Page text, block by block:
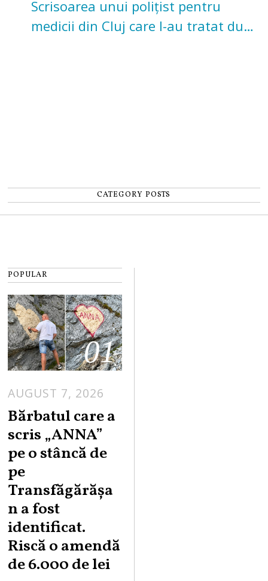
Scrisoarea unui polițist pentru
medicii din Cluj care l-au tratat după
CATEGORY POSTS
POPULAR
01
AUGUST 7, 2026
Bărbatul care a
scris „ANNA”
pe o stâncă de
pe
Transfăgărășa
n a fost
identificat.
Riscă o amendă
de 6.000 de lei